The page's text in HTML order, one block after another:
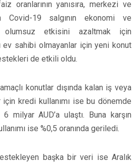
oranlarının yanısıra, merkezi ve
Covid-19 salgının ekonomi ve
olumsuz etkisini azaltmak için
ev sahibi olmayanlar için yeni konut
de etkili oldu.
konutlar dışında kalan iş veya
için kredi kullanımı ise bu dönemde
milyar AUD’a ulaştı. Buna karşın
ise %0,5 oranında geriledi.
başka bir veri ise Aralık